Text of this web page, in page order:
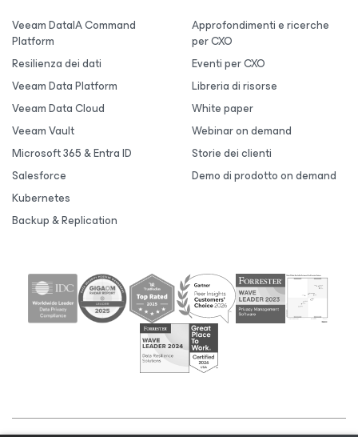
Veeam DataIA Command
Platform
Resilienza dei dati
Veeam Data Platform
Veeam Data Cloud
Veeam Vault
Microsoft 365 & Entra ID
Salesforce
Kubernetes
Backup & Replication
Approfondimenti e ricerche
per CXO
Eventi per CXO
Libreria di risorse
White paper
Webinar on demand
Storie dei clienti
Demo di prodotto on demand